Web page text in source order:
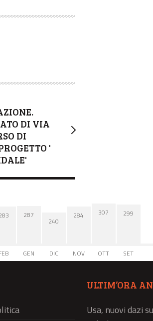
DI VIA
DI
'
287
GEN
240
DIC
284
NOV
307
OTT
299
SET
ULTIM’ORA
Usa, nuovi dazi